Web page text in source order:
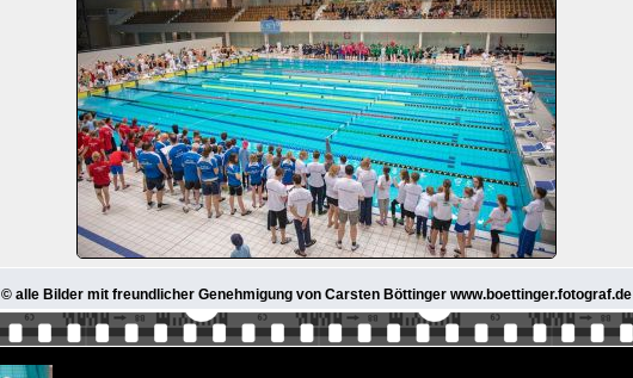
© alle Bilder mit freundlicher Genehmigung von Carsten Böttinger www.boettinger.fotograf.de